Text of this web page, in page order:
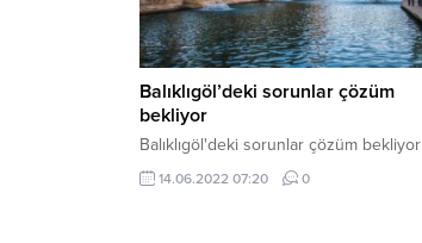
Balıklıgöl’deki sorunlar çözüm
bekliyor
Balıklıgöl'deki sorunlar çözüm bekliyor
14.06.2022 07:20 0